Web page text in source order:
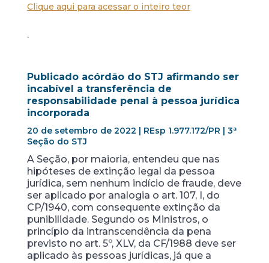
Clique aqui para acessar o inteiro teor
.
Publicado acórdão do STJ afirmando ser
incabível a transferência de
responsabilidade penal à pessoa jurídica
incorporada
20 de setembro de 2022 | REsp 1.977.172/PR | 3ª
Seção do STJ
A Seção, por maioria, entendeu que nas
hipóteses de extinção legal da pessoa
jurídica, sem nenhum indício de fraude, deve
ser aplicado por analogia o art. 107, I, do
CP/1940, com consequente extinção da
punibilidade. Segundo os Ministros, o
princípio da intranscendência da pena
previsto no art. 5º, XLV, da CF/1988 deve ser
aplicado às pessoas jurídicas, já que a